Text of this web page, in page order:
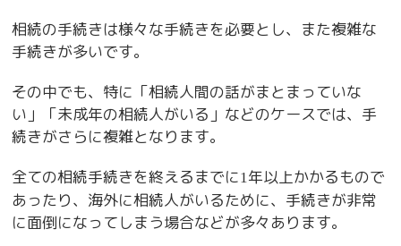
相続の手続きは様々な手続きを必要とし、また複雑な
手続きが多いです。
その中でも、特に「相続人間の話がまとまっていな
い」「未成年の相続人がいる」などのケースでは、手
続きがさらに複雑となります。
全ての相続手続きを終えるまでに1 年以上かかるもので
あったり、海外に相続人がいるために、手続きが非常
に面倒になってしまう場合などが多々あります。